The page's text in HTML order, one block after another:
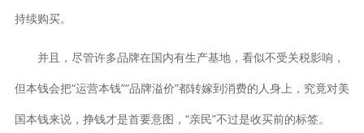
持续购买。
并且，尽管许多品牌在国内有生产基地，看似不受关税影响，
但本钱会把“运营本钱”“品牌溢价”都转嫁到消费的人身上，究竟对美
国本钱来说，挣钱才是首要意图，“亲民”不过是收买前的标签。